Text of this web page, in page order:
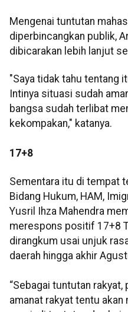
Mengenai tuntutan
diperbincangkan publik,
dibicarakan lebih lanjut
"Saya tidak tahu tentang
Intinya situasi sudah
bangsa sudah terlibat
kekompakan," katanya.
17+8
Sementara itu di tempat
Bidang Hukum, HAM,
Yusril Ihza Mahendra
merespons positif 17+8
dirangkum usai unjuk
daerah hingga akhir
“Sebagai tuntutan
amanat rakyat tentu